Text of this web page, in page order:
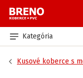
Kategória
Kusové koberce s